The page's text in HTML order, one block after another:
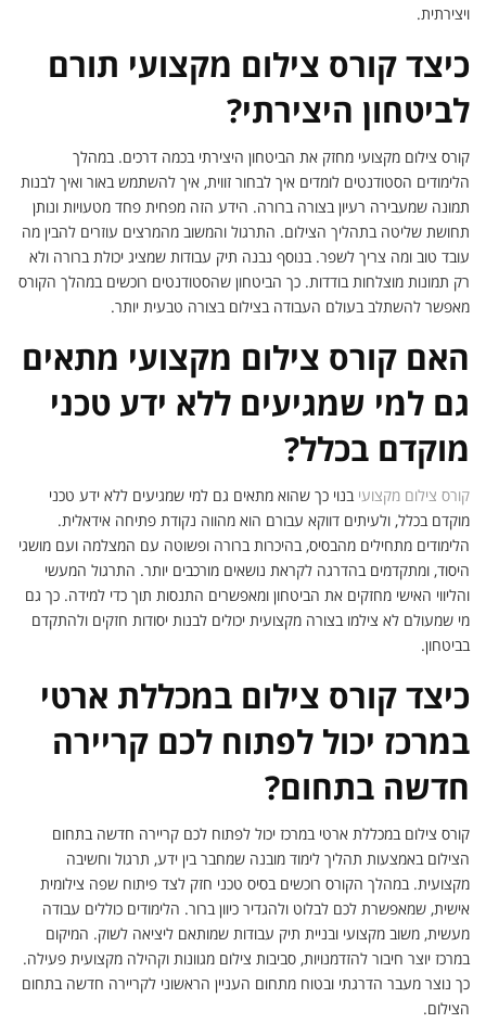
ויצירתית.
כיצד קורס צילום מקצועי תורם
לביטחון היצירתי?
קורס צילום מקצועי מחזק את הביטחון היצירתי בכמה דרכים. במהלך
הלימודים הסטודנטים לומדים איך לבחור זווית, איך להשתמש באור ואיך לבנות
תמונה שמעבירה רעיון בצורה ברורה. הידע הזה מפחית פחד מטעויות ונותן
תחושת שליטה בתהליך הצילום. התרגול והמשוב מהמרצים עוזרים להבין מה
עובד טוב ומה צריך לשפר. בנוסף נבנה תיק עבודות שמציג יכולת ברורה ולא
רק תמונות מוצלחות בודדות. כך הביטחון שהסטודנטים רוכשים במהלך הקורס
מאפשר להשתלב בעולם העבודה בצילום בצורה טבעית יותר.
האם קורס צילום מקצועי מתאים
גם למי שמגיעים ללא ידע טכני
מוקדם בכלל?
קורס צילום מקצועי בנוי כך שהוא מתאים גם למי שמגיעים ללא ידע טכני
מוקדם בכלל, ולעיתים דווקא עבורם הוא מהווה נקודת פתיחה אידאלית.
הלימודים מתחילים מהבסיס, בהיכרות ברורה ופשוטה עם המצלמה ועם מושגי
היסוד, ומתקדמים בהדרגה לקראת נושאים מורכבים יותר. התרגול המעשי
והליווי האישי מחזקים את הביטחון ומאפשרים התנסות תוך כדי למידה. כך גם
מי שמעולם לא צילמו בצורה מקצועית יכולים לבנות יסודות חזקים ולהתקדם
בביטחון.
כיצד קורס צילום במכללת ארטי
במרכז יכול לפתוח לכם קריירה
חדשה בתחום?
קורס צילום במכללת ארטי במרכז יכול לפתוח לכם קריירה חדשה בתחום
הצילום באמצעות תהליך לימוד מובנה שמחבר בין ידע, תרגול וחשיבה
מקצועית. במהלך הקורס רוכשים בסיס טכני חזק לצד פיתוח שפה צילומית
אישית, שמאפשרת לכם לבלוט ולהגדיר כיוון ברור. הלימודים כוללים עבודה
מעשית, משוב מקצועי ובניית תיק עבודות שמותאם ליציאה לשוק. המיקום
במרכז יוצר חיבור להזדמנויות, סביבות צילום מגוונות וקהילה מקצועית פעילה.
כך נוצר מעבר הדרגתי ובטוח מתחום העניין הראשוני לקריירה חדשה בתחום
הצילום.